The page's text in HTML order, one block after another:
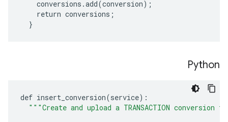
    conversions.add(conversion);
    return conversions;
  }
Python
def insert_conversion(service):
"""Create and upload a TRANSACTION